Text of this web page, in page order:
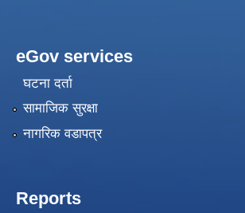
eGov services
घटना दर्ता
सामाजिक सुरक्षा
नागरिक वडापत्र
Reports